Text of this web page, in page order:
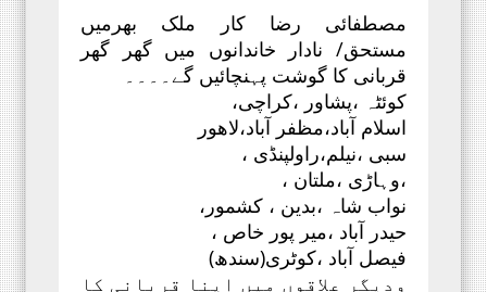
مصطفائی رضا کار ملک بھرمیں
مستحق/ نادار خاندانوں میں گھر گھر
قربانی کا گوشت پہنچائیں گے۔۔۔۔
کوئٹہ ،پشاور ،کراچی،
اسلام آباد،مظفر آباد،لاھور
سبی ،نیلم،راولپنڈی ،
،وہاڑی ،ملتان ،
نواب شاہ ،بدین ، کشمور،
حیدر آباد ،میر پور خاص ،
فیصل آباد ،کوٹری(سندھ)
ودیگر علاقوں میں اپنا قربانی کا